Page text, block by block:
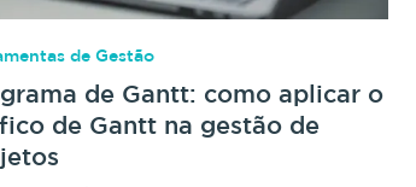
de Gestão
de Gantt: como aplicar o
de Gantt na gestão de